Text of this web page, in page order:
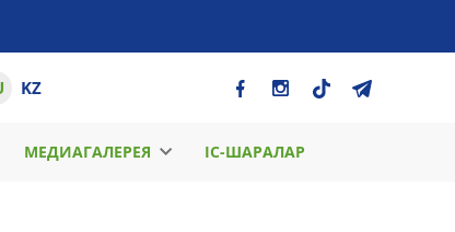
KZ
МЕДИАГАЛЕРЕЯ ІС-ШАРАЛАР